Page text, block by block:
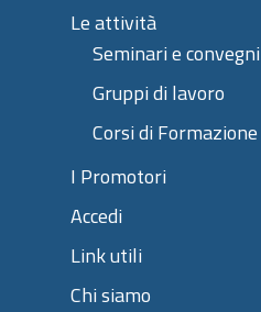
Le attività
Seminari e convegni
Gruppi di lavoro
Corsi di Formazione
I Promotori
Accedi
Link utili
Chi siamo